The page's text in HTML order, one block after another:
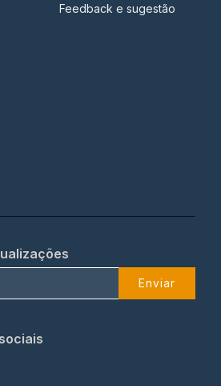
Feedback e sugestão
Enviar